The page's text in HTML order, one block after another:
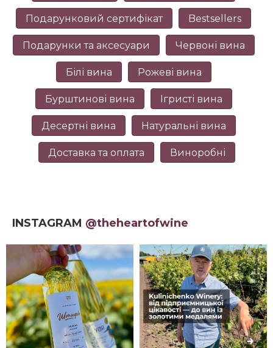
Подарунковий сертифікат Bestsellers
Подарунки та аксесуари Червоні вина
Білі вина Рожеві вина
Бурштинові вина Ігристі вина
Десертні вина Натуральні вина
Доставка та оплата Виноробні
INSTAGRAM @theheartofwine